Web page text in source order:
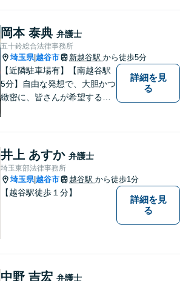
近なお困りごとはお気軽にご
相談ください。
岡本 泰典 弁護士
五十鈴総合法律事務所
埼玉県|越谷市 新越谷駅 から徒歩5分
【近隣駐車場有】【南越谷駅
5分】自由な発想で、大胆かつ
緻密に、皆さんが希望する結
くなります。 お早めにご相談
ください。
詳細を見
る
井上 あすか 弁護士
埼玉東部法律事務所
埼玉県|越谷市 越谷駅 から徒歩1分
【越谷駅徒歩１分】
詳細を見
る
中野 吉宏 弁護士